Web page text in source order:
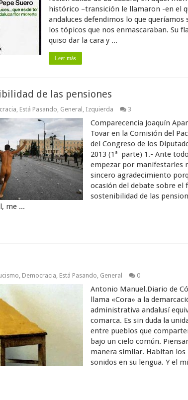
histórico –transición le llamaron -en el
andaluces defendimos lo que queríamos
los tópicos que nos enmascaraban. Su
quiso dar la cara y ...
Leer más
de las pensiones
, Está Pasando, General , Izquierda 3
Comparecencia Joaquín
Tovar en la Comisión del
del Congreso de los
2013 (1ª parte) 1.- Ante
empezar por manifestarles
sincero agradecimiento
ocasión del debate sobre el
sostenibilidad de las
me ...
, Democracia, Está Pasando, General 0
Antonio Manuel.Diario de
llama «Cora» a la
administrativa andalusí
comarca. Es sin duda la
entre pueblos que
bajo un cielo común.
manera similar. Habitan los
sonidos en su lengua. Y el